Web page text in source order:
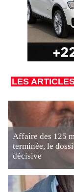
LES
Affaire des 125
terminée, le
décisive